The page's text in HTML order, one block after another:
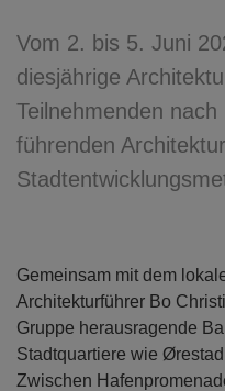
Vom 2. bis 5. Juni
diesjährige
Teilnehmenden
führenden
Gemeinsam mit dem
Architekturführer Bo
Gruppe herausragende
Stadtquartiere wie
Zwischen